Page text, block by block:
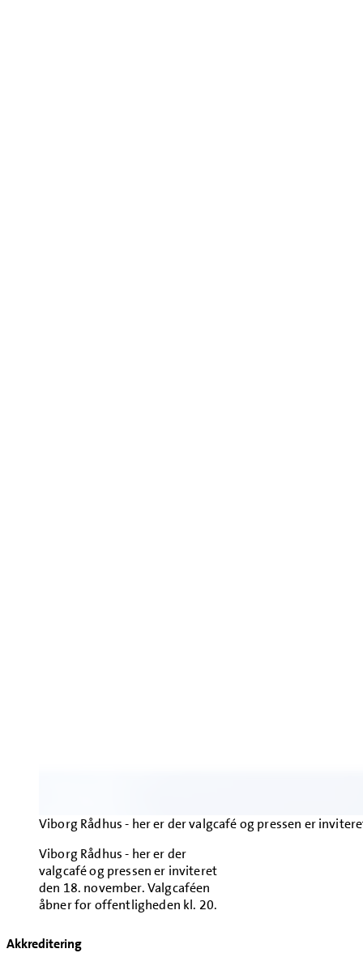
Viborg Rådhus - her er der valgcafé og pressen er
Viborg Rådhus - her er der
valgcafé og pressen er inviteret
den 18. november. Valgcaféen
åbner for offentligheden kl. 20.
Akkreditering